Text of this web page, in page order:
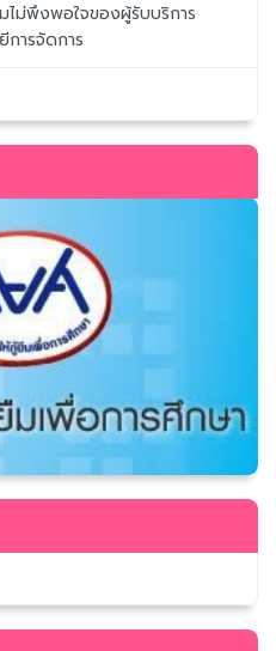
ไม่พึงพอใจของผู้รับบริการ
ารจัดการ